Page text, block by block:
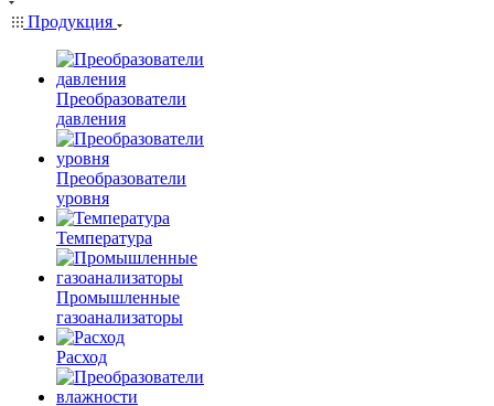
Продукция
Преобразователи
давления
Преобразователи
уровня
Температура
Промышленные
газоанализаторы
Расход